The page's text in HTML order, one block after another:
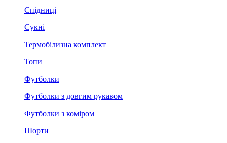
Спідниці
Сукні
Термобілизна комплект
Топи
Футболки
Футболки з довгим рукавом
Футболки з коміром
Шорти